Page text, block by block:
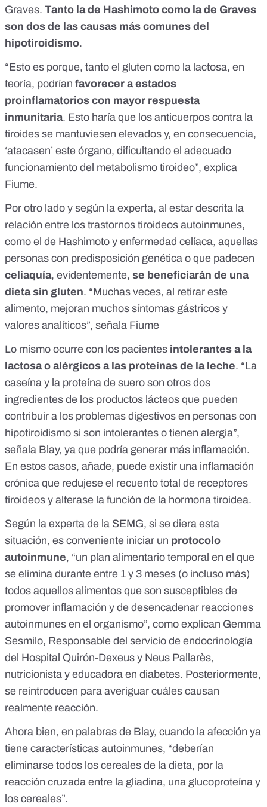
Graves. Tanto la de Hashimoto como la de Graves
son dos de las causas más comunes del
hipotiroidismo.
“Esto es porque, tanto el gluten como la lactosa, en
teoría, podrían favorecer a estados
proinflamatorios con mayor respuesta
inmunitaria. Esto haría que los anticuerpos contra la
tiroides se mantuviesen elevados y, en consecuencia,
‘atacasen’ este órgano, dificultando el adecuado
funcionamiento del metabolismo tiroideo”, explica
Fiume.
Por otro lado y según la experta, al estar descrita la
relación entre los trastornos tiroideos autoinmunes,
como el de Hashimoto y enfermedad celíaca, aquellas
personas con predisposición genética o que padecen
celiaquía, evidentemente, se beneficiarán de una
dieta sin gluten. “Muchas veces, al retirar este
alimento, mejoran muchos síntomas gástricos y
valores analíticos”, señala Fiume
Lo mismo ocurre con los pacientes intolerantes a la
lactosa o alérgicos a las proteínas de la leche. “La
caseína y la proteína de suero son otros dos
ingredientes de los productos lácteos que pueden
contribuir a los problemas digestivos en personas con
hipotiroidismo si son intolerantes o tienen alergia”,
señala Blay, ya que podría generar más inflamación.
En estos casos, añade, puede existir una inflamación
crónica que redujese el recuento total de receptores
tiroideos y alterase la función de la hormona tiroidea.
Según la experta de la SEMG, si se diera esta
situación, es conveniente iniciar un protocolo
autoinmune, “un plan alimentario temporal en el que
se elimina durante entre 1 y 3 meses (o incluso más)
todos aquellos alimentos que son susceptibles de
promover inflamación y de desencadenar reacciones
autoinmunes en el organismo”, como explican Gemma
Sesmilo, Responsable del servicio de endocrinología
del Hospital Quirón-Dexeus y Neus Pallarès,
nutricionista y educadora en diabetes. Posteriormente,
se reintroducen para averiguar cuáles causan
realmente reacción.
Ahora bien, en palabras de Blay, cuando la afección ya
tiene características autoinmunes, “deberían
eliminarse todos los cereales de la dieta, por la
reacción cruzada entre la gliadina, una glucoproteína y
los cereales”.